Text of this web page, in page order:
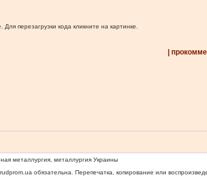
перезагрузки кода кликните на картинке.
|
металлургия, металлургия Украины
обязательна. Перепечатка, копирование или